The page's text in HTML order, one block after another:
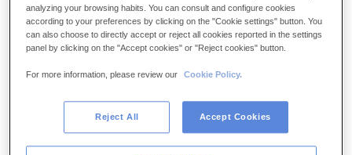
analyzing your browsing habits. You can consult and configure cookies
according to your preferences by clicking on the "Cookie settings" button. You
can also choose to directly accept or reject all cookies reported in the settings
panel by clicking on the "Accept cookies" or "Reject cookies" button.
For more information, please review our Cookie Policy.
Reject All Accept Cookies